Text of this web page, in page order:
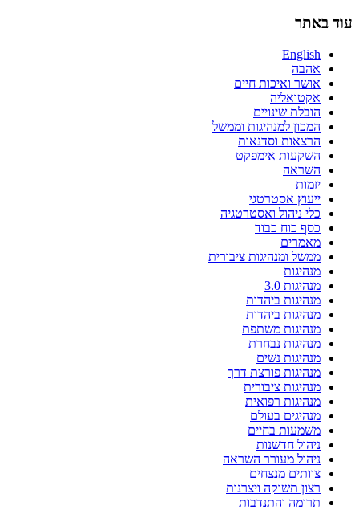
עוד באתר
English
אהבה
אושר ואיכות חיים
אקטואליה
הובלת שינויים
המכון למנהיגות וממשל
הרצאות וסדנאות
השקעות אימפקט
השראה
יזמות
ייעוץ אסטרטגי
כלי ניהול ואסטרטגיה
כסף כוח כבוד
מאמרים
ממשל ומנהיגות ציבורית
מנהיגות
מנהיגות 3.0
מנהיגות ביהדות
מנהיגות ביהדות
מנהיגות משתפת
מנהיגות נבחרת
מנהיגות נשים
מנהיגות פורצת דרך
מנהיגות ציבורית
מנהיגות רפואית
מנהיגים בעולם
משמעות בחיים
ניהול חדשנות
ניהול מעורר השראה
צוותים מנצחים
רצון תשוקה ויצרנות
תרומה והתנדבות